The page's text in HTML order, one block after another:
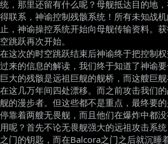
统，那里还留有什么呢？母舰抵达目的地
得联系，神谕控制残骸系统！所有未知战
止，神谕操控系统开始向母舰传输资料。
空跳跃再次开始。
在这次的时空跳跃结束后神谕终于把控制
过来的信息的解读，我们终于知道了神谕
巨大的残骸是远祖巨舰的舰桥，而这艘巨
在这几万年间四处漂移。而之前攻击我们
舰的漫步者。但这些都不是重点，最终要
停靠着两艘无畏舰，而且他们在爆炸中都
用呢？首先不论无畏舰强大的远祖攻击系
之门的钥匙，而在Balcora之门之后就沉睡